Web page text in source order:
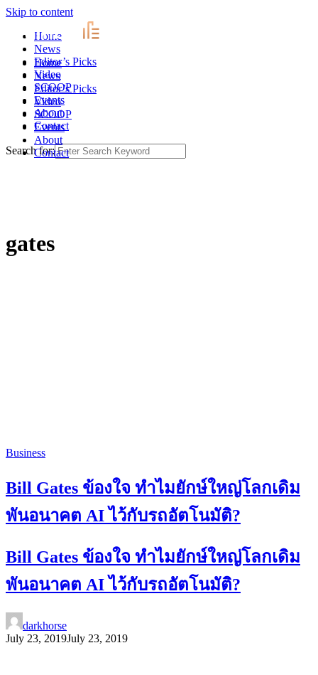
Skip to content
Home
News
Editor’s Picks
Video
SCOOP
Events
About
Contact
Home
News
Editor’s Picks
Video
SCOOP
Events
About
Contact
Search for:
gates
Business
Bill Gates ข้องใจ ทำไมยักษ์ใหญ่โลกเดิม
พันอนาคต AI ไว้กับรถอัตโนมัติ?
Bill Gates ข้องใจ ทำไมยักษ์ใหญ่โลกเดิม
พันอนาคต AI ไว้กับรถอัตโนมัติ?
darkhorse
July 23, 2019July 23, 2019